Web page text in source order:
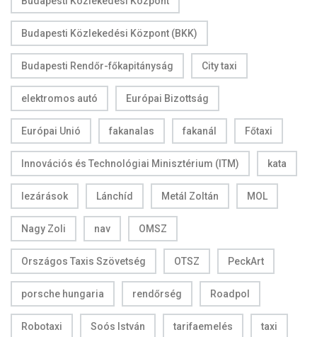
Budapesti Közlekedési Központ (BKK)
Budapesti Rendőr-főkapitányság City taxi
elektromos autó Európai Bizottság
Európai Unió fakanalas fakanál Főtaxi
Innovációs és Technológiai Minisztérium (ITM) kata
lezárások Lánchíd Metál Zoltán MOL
Nagy Zoli nav OMSZ
Országos Taxis Szövetség OTSZ PeckArt
porsche hungaria rendőrség Roadpol
Robotaxi Soós István tarifaemelés taxi